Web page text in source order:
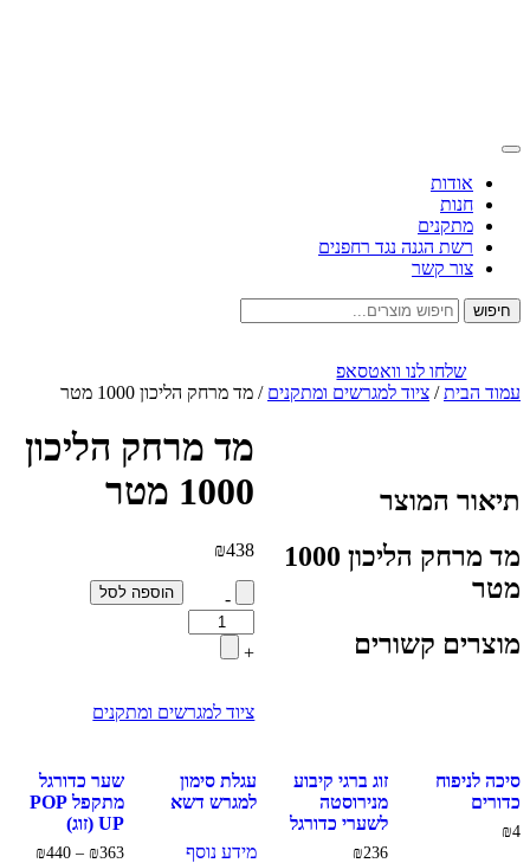
אודות
חנות
מתקנים
רשת הגנה נגד רחפנים
צור קשר
חיפוש
שלחו לנו וואטסאפ
עמוד הבית/ ציוד למגרשים ומתקנים / מד מרחק הליכון 1000 מטר
מד מרחק הליכון
1000 מטר
₪438
כמות
של
מד
מרחק
מטר
-
+
הוספה לסל
ציוד למגרשים ומתקנים
תיאור המוצר
מד מרחק הליכון 1000
מטר
מוצרים קשורים
סיכה לניפוח
כדורים
₪4
זוג ברגי קיבוע
מנירוסטה
לשערי כדורגל
₪236
עגלת סימון
למגרש דשא
מידע נוסף
שער כדורגל
מתקפל POP
UP (זוג)
₪363
–
₪440 טווח